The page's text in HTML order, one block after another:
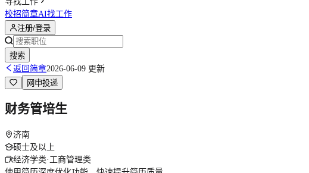
校招简章AI找工作
注册/登录
搜索
返回简章2026-06-09 更新
网申投递
财务管培生
济南
硕士及以上
经济学类·工商管理类